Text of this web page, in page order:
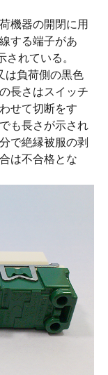
機器の開閉に用
する端子があ
れている。
は負荷側の黒色
長さはスイッチ
せて切断をす
も長さが示され
で絶縁被服の剥
は不合格とな